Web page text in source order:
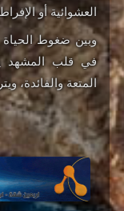
العشوائية أو
وبين ضغوط الحياة
في قلب المشهد
المتعة والفائدة،